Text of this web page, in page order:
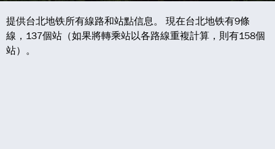
提供台北地铁所有線路和站點信息。 現在台北地铁有9條
線，137個站（如果將轉乘站以各路線重複計算，則有158個
站）。